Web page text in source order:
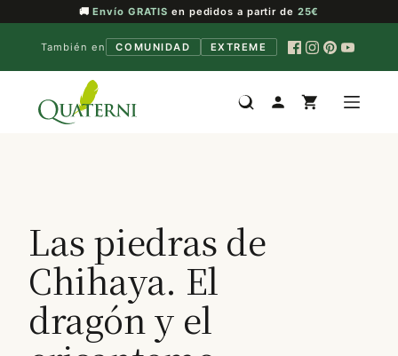
🚚Envío GRATIS en pedidos a partir de 25€
También en COMUNIDAD EXTREME
contenido
Las piedras de
Chihaya. El
dragón y el